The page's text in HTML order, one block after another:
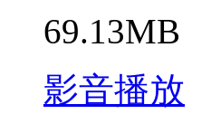
69.13MB
影音播放